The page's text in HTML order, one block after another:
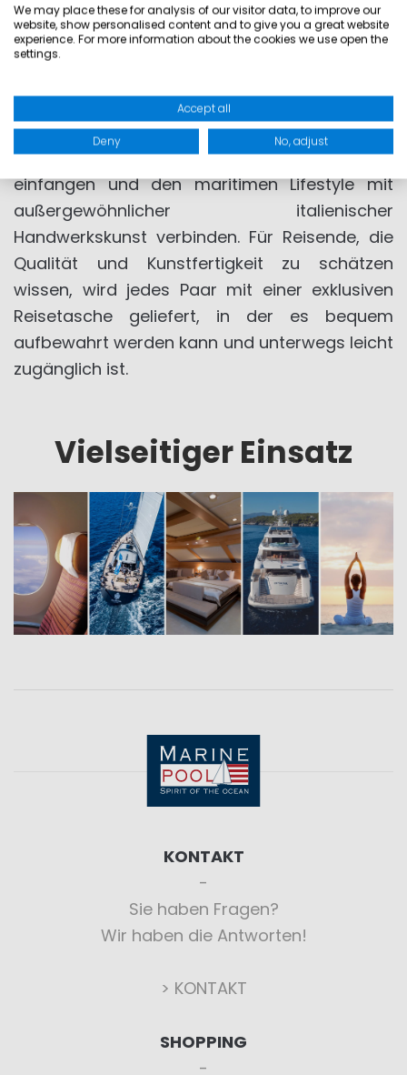
sie vielseitig und leicht und eignen sich
hervorragend für das Leben unter Deck.
Zwei Jahre später werden in Zusammenarbeit
mit Marinepool drei verschiedene Modelle
vorgestellt, die den Spirit of the Ocean
einfangen und den maritimen Lifestyle mit
außergewöhnlicher italienischer
Handwerkskunst verbinden. Für Reisende, die
Qualität und Kunstfertigkeit zu schätzen
wissen, wird jedes Paar mit einer exklusiven
Reisetasche geliefert, in der es bequem
aufbewahrt werden kann und unterwegs leicht
zugänglich ist.
Vielseitiger Einsatz
KONTAKT
Sie haben Fragen?
Wir haben die Antworten!
> KONTAKT
SHOPPING
We may place these for analysis of our visitor data, to improve our
website, show personalised content and to give you a great website
experience. For more information about the cookies we use open the
settings.
Accept all
Deny No, adjust